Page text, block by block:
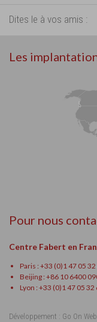
Dites le à vos amis :
Les
Pour nous
Centre Fabert en
Paris : +33 (0)1 47 05
Beijing : +86 10 6400
Lyon : +33 (0)1 47 05 32
Développement : Go On Web